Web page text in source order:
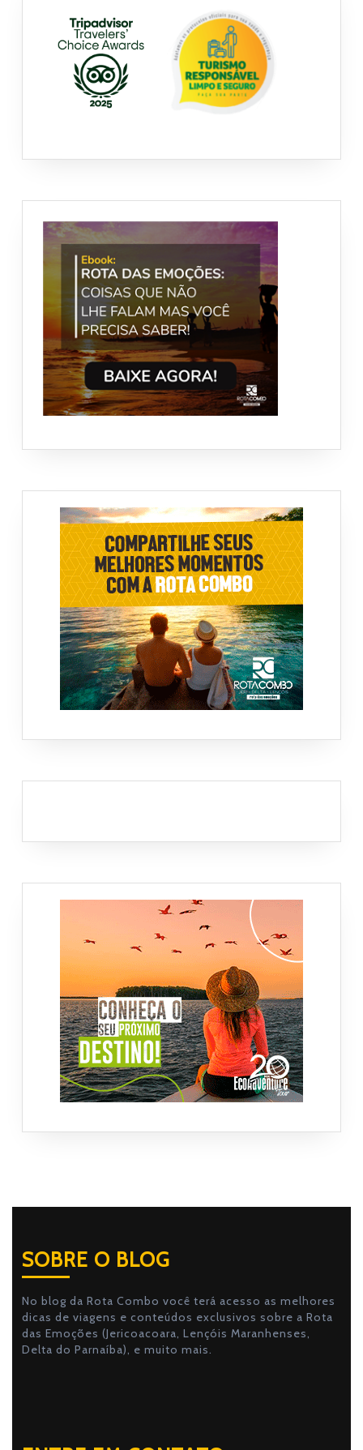
SOBRE O BLOG
No blog da Rota Combo você terá acesso as melhores
dicas de viagens e conteúdos exclusivos sobre a Rota
das Emoções (Jericoacoara, Lençóis Maranhenses,
Delta do Parnaíba), e muito mais.